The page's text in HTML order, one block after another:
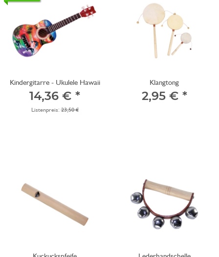
Kindergitarre - Ukulele Hawaii
14,36 € *
Listenpreis:23,50 €
Klangtong
2,95 € *